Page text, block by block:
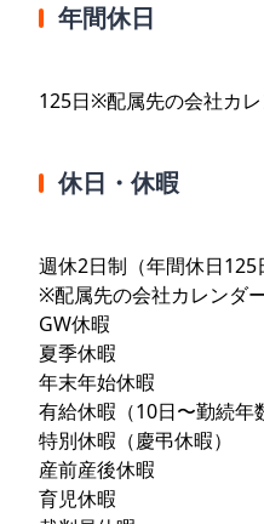
年間休日
125日※配属先の会社カ
休日・休暇
週休2日制（年間休日125
※配属先の会社カレンダ
GW休暇
夏季休暇
年末年始休暇
有給休暇（10日〜勤続年
特別休暇（慶弔休暇）
産前産後休暇
育児休暇